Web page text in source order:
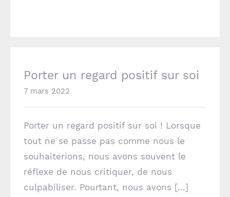
Porter un regard positif sur soi
7 mars 2022
Porter un regard positif sur soi ! Lorsque
tout ne se passe pas comme nous le
souhaiterions, nous avons souvent le
réflexe de nous critiquer, de nous
culpabiliser. Pourtant, nous avons [...]